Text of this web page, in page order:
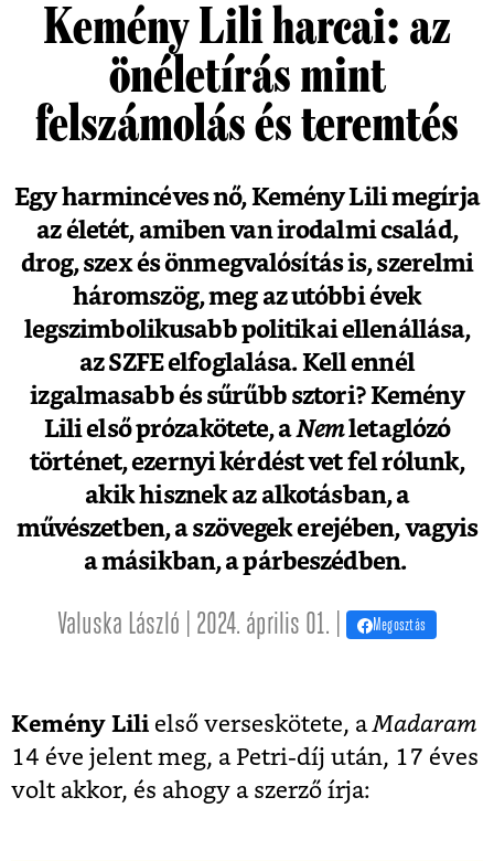
Kemény Lili harcai: az
önéletírás mint
felszámolás és teremtés
Egy harmincéves nő, Kemény Lili megírja
az életét, amiben van irodalmi család,
drog, szex és önmegvalósítás is, szerelmi
háromszög, meg az utóbbi évek
legszimbolikusabb politikai ellenállása,
az SZFE elfoglalása. Kell ennél
izgalmasabb és sűrűbb sztori? Kemény
Lili első prózakötete, aNemletaglózó
történet, ezernyi kérdést vet fel rólunk,
akik hisznek az alkotásban, a
művészetben, a szövegek erejében, vagyis
a másikban, a párbeszédben.
Valuska László | 2024. április 01. | Megosztás
Kemény Lili első verseskötete, aMadaram
14 éve jelent meg, a Petri-díj után, 17 éves
volt akkor, és ahogy a szerző írja: